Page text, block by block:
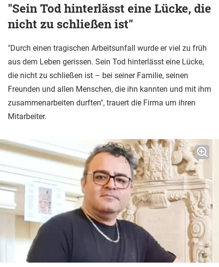
"Sein Tod hinterlässt eine Lücke, die
nicht zu schließen ist"
"Durch einen tragischen Arbeitsunfall wurde er viel zu früh
aus dem Leben gerissen. Sein Tod hinterlässt eine Lücke,
die nicht zu schließen ist – bei seiner Familie, seinen
Freunden und allen Menschen, die ihn kannten und mit ihm
zusammenarbeiten durften", trauert die Firma um ihren
Mitarbeiter.